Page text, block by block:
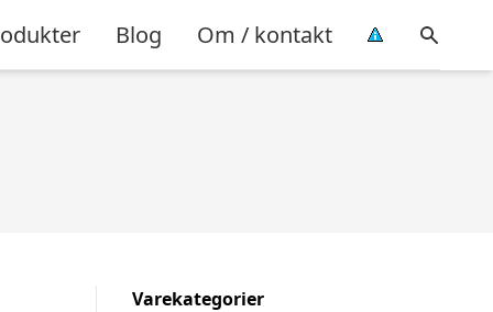
Blog Om / kontakt
Varekategorier